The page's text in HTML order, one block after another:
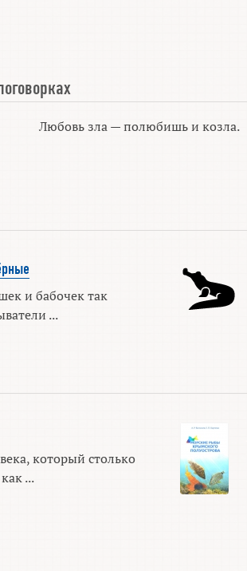
Любовь зла — полюбишь и козла.
и бабочек так
...
который столько
...